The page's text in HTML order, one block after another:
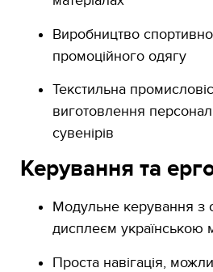
Виробництво
промоційного одягу
Текстильна
виготовлення
сувенірів
Керування та
Модульне керування з
дисплеєм українською
Проста навігація,